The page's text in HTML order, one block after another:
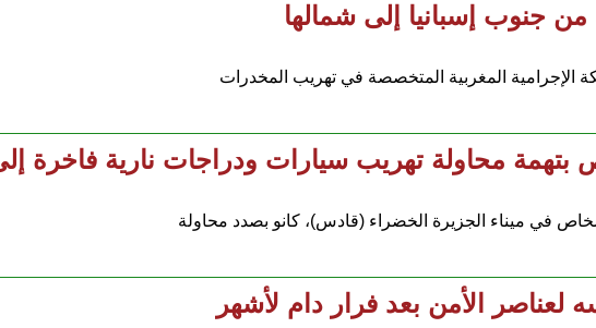
جنوب إسبانيا إلى شمالها
المغربية المتخصصة في تهريب المخدرات
في ميناء الجزيرة الخضراء (قادس)، كانو بصدد محاولة
لعناصر الأمن بعد فرار دام لأشهر